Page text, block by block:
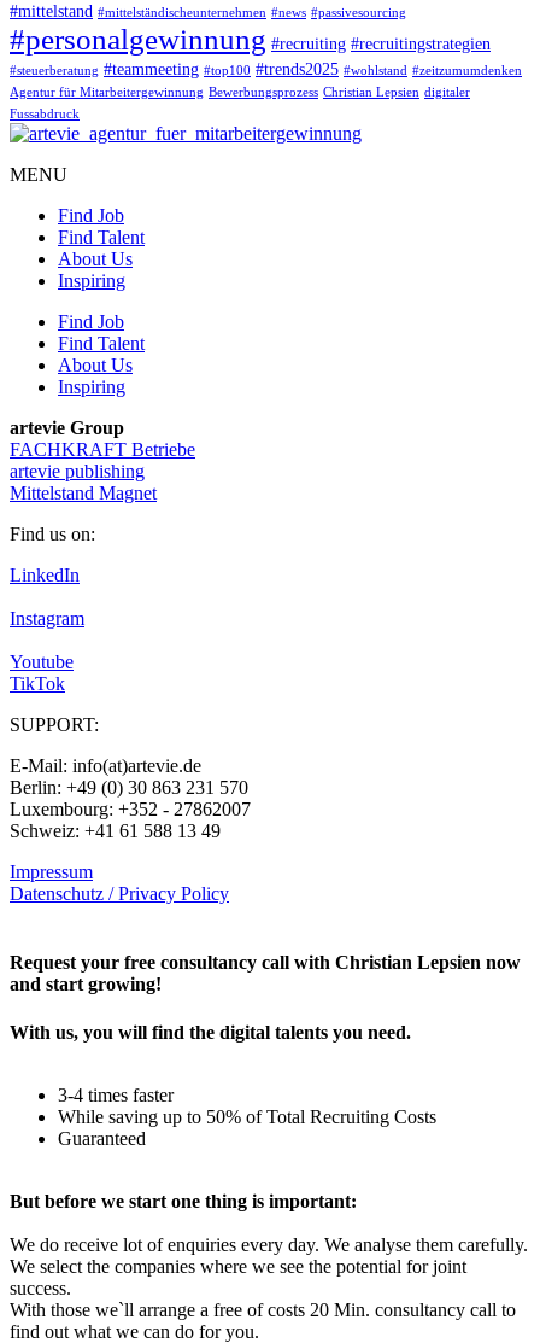
#mittelstand #mittelständischeunternehmen #news #passivesourcing
#personalgewinnung #recruiting #recruitingstrategien
#steuerberatung #teammeeting #top100 #trends2025 #wohlstand #zeitzumumdenken
Agentur für Mitarbeitergewinnung Bewerbungsprozess Christian Lepsien digitaler
Fussabdruck
MENU
Find Job
Find Talent
About Us
Inspiring
Find Job
Find Talent
About Us
Inspiring
artevie Group
FACHKRAFT Betriebe
artevie publishing
Mittelstand Magnet
Find us on:
LinkedIn
Instagram
Youtube
TikTok
SUPPORT:
E-Mail: info(at)artevie.de
Berlin: +49 (0) 30 863 231 570
Luxembourg: +352 - 27862007
Schweiz: +41 61 588 13 49
Impressum
Datenschutz / Privacy Policy
Request your free consultancy call with Christian Lepsien now
and start growing!
With us, you will find the digital talents you need.
3-4 times faster
While saving up to 50% of Total Recruiting Costs
Guaranteed
But before we start one thing is important:
We do receive lot of enquiries every day. We analyse them carefully.
We select the companies where we see the potential for joint
success.
With those we`ll arrange a free of costs 20 Min. consultancy call to
find out what we can do for you.